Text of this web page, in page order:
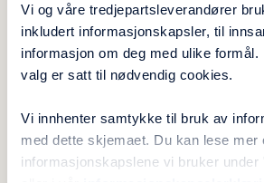
Vi og våre tredjepartsleverandører
inkludert informasjonskapsler, til
informasjon om deg med ulike formål.
valg er satt til nødvendig cookies.
Vi innhenter samtykke til bruk av
med dette skjemaet. Du kan lese mer
informasjonskapslene vi bruker under
eventuelle risikofaktorer.
iverksettes for å sikre barnets
Foreldrenes utbytte av dette
Dette gjøres gjennom: